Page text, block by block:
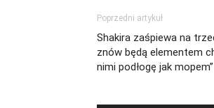
Poprzedni artykuł
Shakira zaśpiewa na
znów będą elementem
nimi podłogę jak mopem”